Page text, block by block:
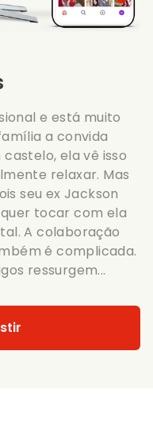
e está muito
a convida
ela vê isso
relaxar. Mas
seu ex Jackson
tocar com ela
A colaboração
é complicada.
ressurgem...